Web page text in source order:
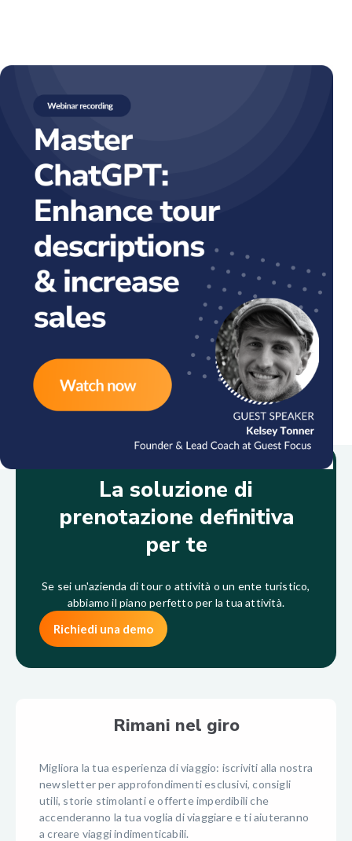
La soluzione di
prenotazione definitiva
per te
Se sei un'azienda di tour o attività o un ente turistico,
abbiamo il piano perfetto per la tua attività.
Richiedi una demo
Rimani nel giro
Migliora la tua esperienza di viaggio: iscriviti alla nostra
newsletter per approfondimenti esclusivi, consigli
utili, storie stimolanti e offerte imperdibili che
accenderanno la tua voglia di viaggiare e ti aiuteranno
a creare viaggi indimenticabili.